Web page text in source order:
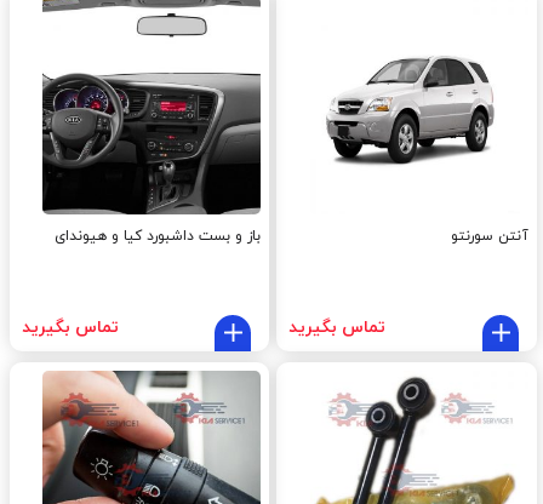
آنتن سورنتو
تماس بگیرید
باز و بست داشبورد کیا و هیوندای
تماس بگیرید